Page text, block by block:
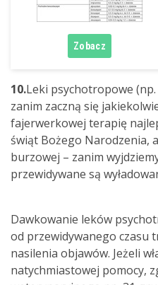
10.Leki psychotropowe
zanim zaczną się
fajerwerkowej terapię
świąt Bożego Narodzenia,
burzowej – zanim
przewidywane są
Dawkowanie leków
od przewidywanego czasu
nasilenia objawów. Jeżeli
natychmiastowej pomocy,